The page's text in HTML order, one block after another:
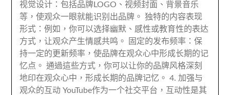
视觉设计 ：包括品牌LOGO 、 视频封面 、 背景音乐
等 ，使观众一眼就能识别出品牌 。 独特的内容表现
形式 ：例如，你可以选择幽默 、 感性或教育性的表达
方式 ，让观众产生情感共鸣 。 固定的发布频率 ：保
持一定的更新频率 ，使品牌在观众心中形成长期的记
忆点 。 通過這些方式，你可以让你的品牌风格深刻
地印在观众心中 ，形成长期的品牌记忆 。 4. 加强与
观众的互动 YouTube作为一个社交平台 ， 互动性是其